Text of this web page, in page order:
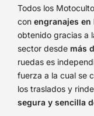
Todos los
con engranajes
obtenido gracias a
sector desde más
ruedas es
fuerza a la cual se
los traslados y
segura y sencilla